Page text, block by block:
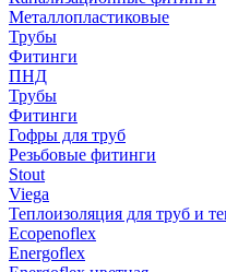
Металлопластиковые
Трубы
Фитинги
ПНД
Трубы
Фитинги
Гофры для труб
Резьбовые фитинги
Stout
Viega
Теплоизоляция для труб и
Ecopenoflex
Energoflex